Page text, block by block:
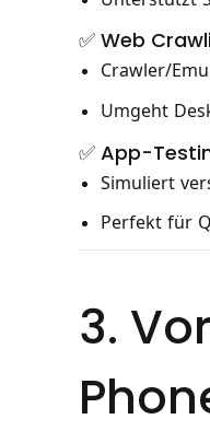
✅ Web
Crawler/
Umgeht
✅ App-
Simuliert
Perfekt für
3.